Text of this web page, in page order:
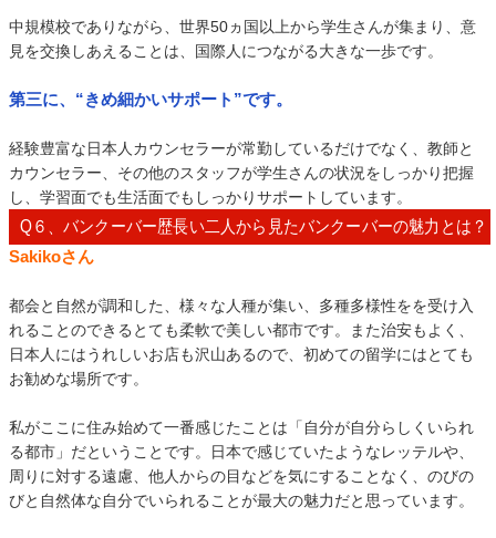
中規模校でありながら、世界50ヵ国以上から学生さんが集まり、意
見を交換しあえることは、国際人につながる大きな一歩です。
第三に、“きめ細かいサポート”です。
経験豊富な日本人カウンセラーが常勤しているだけでなく、教師と
カウンセラー、その他のスタッフが学生さんの状況をしっかり把握
し、学習面でも生活面でもしっかりサポートしています。
Q６、バンクーバー歴長い二人から見たバンクーバーの魅力とは？
Sakikoさん
都会と自然が調和した、様々な人種が集い、多種多様性をを受け入
れることのできるとても柔軟で美しい都市です。また治安もよく、
日本人にはうれしいお店も沢山あるので、初めての留学にはとても
お勧めな場所です。
私がここに住み始めて一番感じたことは「自分が自分らしくいられ
る都市」だということです。日本で感じていたようなレッテルや、
周りに対する遠慮、他人からの目などを気にすることなく、のびの
びと自然体な自分でいられることが最大の魅力だと思っています。